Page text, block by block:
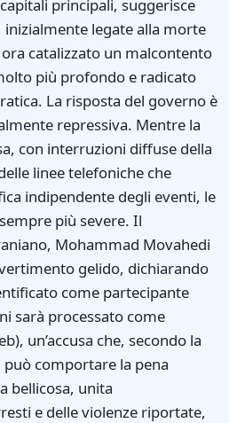
principali, suggerisce
inizialmente legate alla morte
catalizzato un malcontento
più profondo e radicato
La risposta del governo è
repressiva. Mentre la
con interruzioni diffuse della
linee telefoniche che
indipendente degli eventi, le
più severe. Il
Mohammad Movahedi
gelido, dichiarando
come partecipante
sarà processato come
un’accusa che, secondo la
comportare la pena
bellicosa, unita
e delle violenze riportate,